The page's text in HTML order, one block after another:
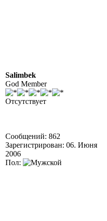
Salimbek
God Member
Отсутствует
Сообщений: 862
Зарегистрирован: 06. Июня
2006
Пол: